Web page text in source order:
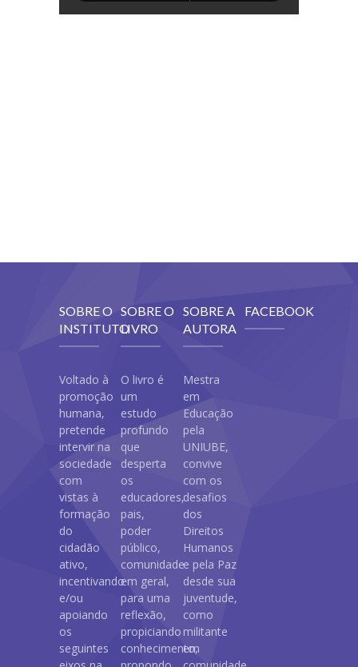
SOBRE O
INSTITUTO
Voltado à
promoção
humana,
pretende
intervir na
sociedade
com
vistas à
formação
do
cidadão
ativo,
incentivando
e/ou
apoiando
os
seguintes
SOBRE O
LIVRO
O livro é
um
estudo
profundo
que
desperta
os
educadores,
pais,
poder
público,
comunidade
em geral,
para uma
reflexão,
propiciando
conhecimento,
SOBRE A
AUTORA
Mestra
em
Educação
pela
UNIUBE,
convive
com os
desafios
dos
Direitos
Humanos
e pela Paz
desde sua
juventude,
como
militante
em
FACEBOOK